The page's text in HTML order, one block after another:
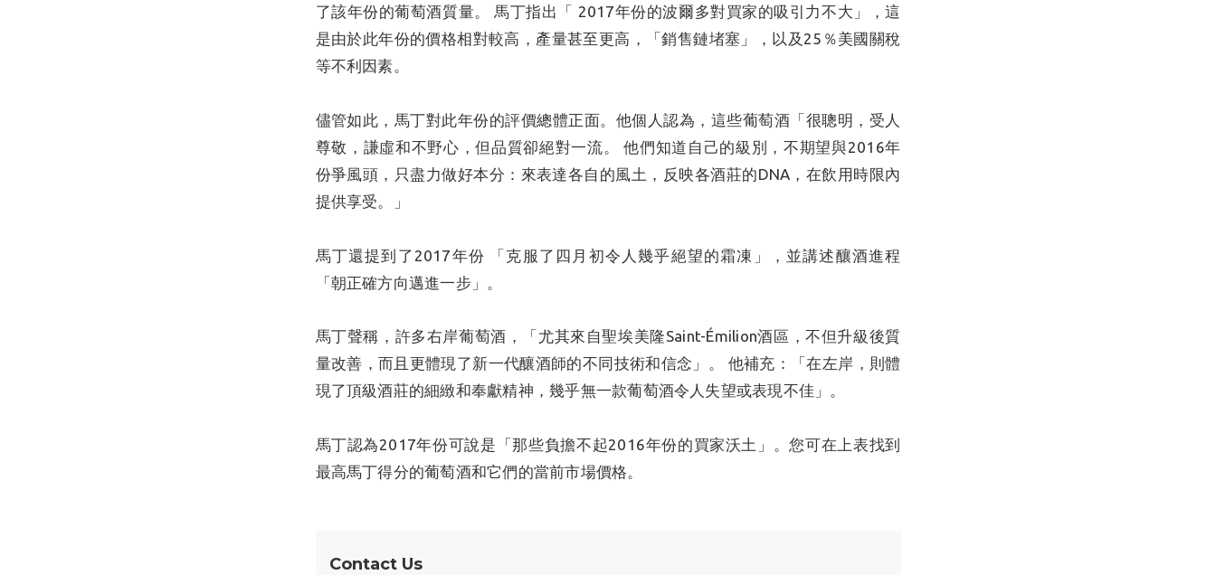
了該年份的葡萄酒質量。 馬丁指出「 2017年份的波爾多對買家的吸引力不大」，這
是由於此年份的價格相對較高，產量甚至更高，「銷售鏈堵塞」，以及25％美國關稅
等不利因素。
儘管如此，馬丁對此年份的評價總體正面。他個人認為，這些葡萄酒「很聰明，受人
尊敬，謙虛和不野心，但品質卻絕對一流。 他們知道自己的級別，不期望與2016年
份爭風頭，只盡力做好本分：來表達各自的風土，反映各酒莊的DNA，在飲用時限內
提供享受。」
馬丁還提到了2017年份 「克服了四月初令人幾乎絕望的霜凍」，並講述釀酒進程
「朝正確方向邁進一步」。
馬丁聲稱，許多右岸葡萄酒，「尤其來自聖埃美隆Saint-Émilion酒區，不但升級後質
量改善，而且更體現了新一代釀酒師的不同技術和信念」。 他補充：「在左岸，則體
現了頂級酒莊的細緻和奉獻精神，幾乎無一款葡萄酒令人失望或表現不佳」。
馬丁認為2017年份可說是「那些負擔不起2016年份的買家沃土」。您可在上表找到
最高馬丁得分的葡萄酒和它們的當前市場價格。
Contact Us